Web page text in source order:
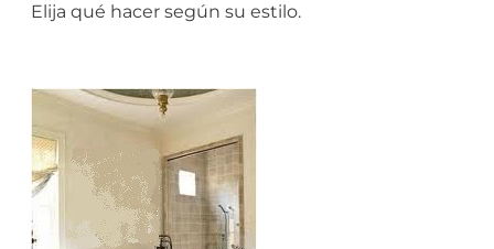
Elija qué hacer según su estilo.